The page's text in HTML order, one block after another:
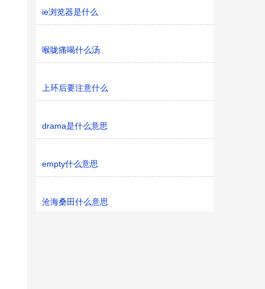
ie浏览器是什么
喉咙痛喝什么汤
上环后要注意什么
drama是什么意思
empty什么意思
沧海桑田什么意思